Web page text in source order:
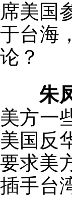
席美国
于台海
论？
朱
美方一
美国反
要求美
插手台